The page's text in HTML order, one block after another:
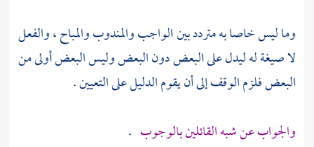
وما ليس خاصا به متردد بين الواجب والمندوب والمباح ، والفعل
لا صيغة له ليدل على البعض دون البعض وليس البعض أولى من
البعض فلزم الوقف إلى أن يقوم الدليل على التعيين .
والجواب عن شبه القائلين بالوجوب .